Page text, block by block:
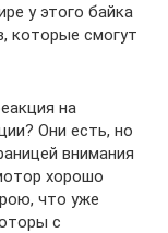
у этого байка
которые смогут
на
Они есть, но
внимания
хорошо
что уже
с